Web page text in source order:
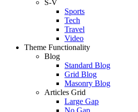
S-V
Sports
Tech
Travel
Video
Theme Functionality
Blog
Standard Blog
Grid Blog
Masonry Blog
Articles Grid
Large Gap
No Gap